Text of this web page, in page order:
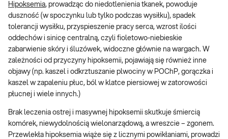
Hipoksemia, prowadząc do niedotlenienia tkanek, powoduje
duszność (w spoczynku lub tylko podczas wysiłku), spadek
tolerancji wysiłku, przyspieszenie pracy serca, wzrost ilości
oddechów i sinicę centralną, czyli fioletowo-niebieskie
zabarwienie skóry i śluzówek, widoczne głównie na wargach. W
zależności od przyczyny hipoksemii, pojawiają się również inne
objawy (np. kaszel i odkrztuszanie plwociny w POChP, gorączka i
kaszel w zapaleniu płuc, ból w klatce piersiowej w zatorowości
płucnej i wiele innych.)
Brak leczenia ostrej i masywnej hipoksemii skutkuje śmiercią
komórek, niewydolnością wielonarządową, a wreszcie – zgonem.
Przewlekła hipoksemia wiąże się z licznymi powikłaniami, prowadzi